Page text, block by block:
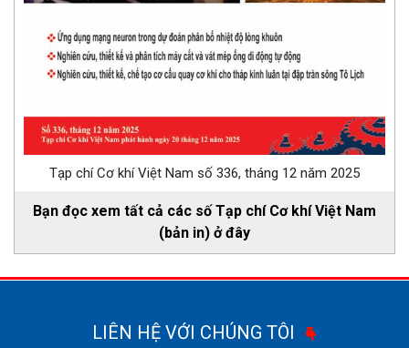
Tạp chí Cơ khí Việt Nam số 336, tháng 12 năm 2025
Bạn đọc xem tất cả các số Tạp chí Cơ khí Việt Nam
(bản in) ở đây
LIÊN HỆ VỚI CHÚNG TÔI